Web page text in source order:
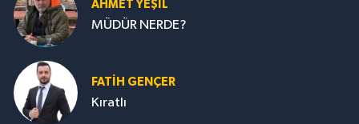
AHMET YEŞİL
MÜDÜR NERDE?
FATIH GENÇER
Kıratlı